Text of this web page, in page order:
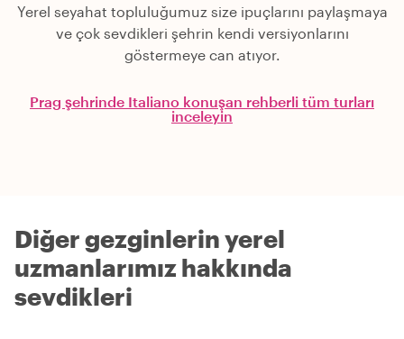
Yerel seyahat topluluğumuz size ipuçlarını paylaşmaya
ve çok sevdikleri şehrin kendi versiyonlarını
göstermeye can atıyor.
Prag şehrinde Italiano konuşan rehberli tüm turları
inceleyin
Diğer gezginlerin yerel
uzmanlarımız hakkında
sevdikleri